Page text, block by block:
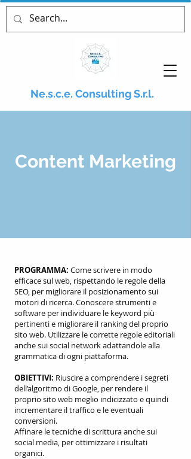
Ne.s.c.e. Consulting S.r.l.
Content Marketing
PROGRAMMA: Come scrivere in modo
efficace sul web, rispettando le regole della
SEO, per migliorare il posizionamento sui
motori di ricerca. Conoscere strumenti e
software per individuare le keyword più
pertinenti e migliorare il ranking del proprio
sito web. Utilizzare le corrette regole editoriali
anche sui social network adattandole alla
grammatica di ogni piattaforma.
OBIETTIVI: Riuscire a comprendere i segreti
dell’algoritmo di Google, per rendere il
proprio sito web meglio indicizzato e quindi
incrementare il traffico e le eventuali
conversioni.
Affinare le tecniche di scrittura anche sui
social media, per ottimizzare i risultati
organici.